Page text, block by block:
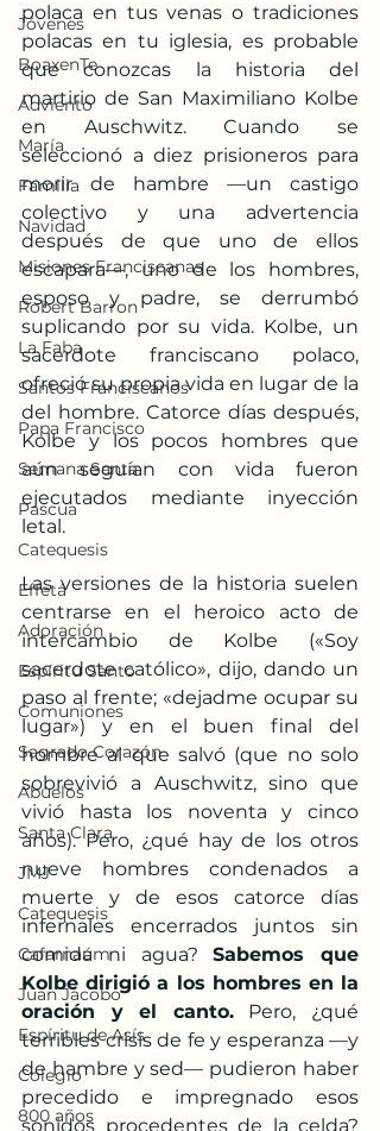
Jóvenes
BoaxenTe
Adviento
María
Familia
Navidad
Misiones Franciscanas
Robert Barron
La Faba
Santos Franciscanos
Papa Francisco
Semana Santa
Pascua
Catequesis
Effetá
Adoración
Espíritu Santo
Comuniones
Sagrado Corazón
Abuelos
Santa Clara
JMJ
Catequesis
Cafarnaúm
Juan Jacobo
Espíritu de Asís
Colegio
800 años
polaca en tus venas o tradiciones
polacas en tu iglesia, es probable
que conozcas la historia del
martirio de San Maximiliano Kolbe
en Auschwitz. Cuando se
seleccionó a diez prisioneros para
morir de hambre —un castigo
colectivo y una advertencia
después de que uno de ellos
escapara—, uno de los hombres,
esposo y padre, se derrumbó
suplicando por su vida. Kolbe, un
sacerdote franciscano polaco,
ofreció su propia vida en lugar de la
del hombre. Catorce días después,
Kolbe y los pocos hombres que
aún seguían con vida fueron
ejecutados mediante inyección
letal.
Las versiones de la historia suelen
centrarse en el heroico acto de
intercambio de Kolbe («Soy
sacerdote católico», dijo, dando un
paso al frente; «dejadme ocupar su
lugar») y en el buen final del
hombre al que salvó (que no solo
sobrevivió a Auschwitz, sino que
vivió hasta los noventa y cinco
años). Pero, ¿qué hay de los otros
nueve hombres condenados a
muerte y de esos catorce días
infernales encerrados juntos sin
comida ni agua? Sabemos que
Kolbe dirigió a los hombres en la
oración y el canto. Pero, ¿qué
terribles crisis de fe y esperanza —y
de hambre y sed— pudieron haber
precedido e impregnado esos
sonidos procedentes de la celda?